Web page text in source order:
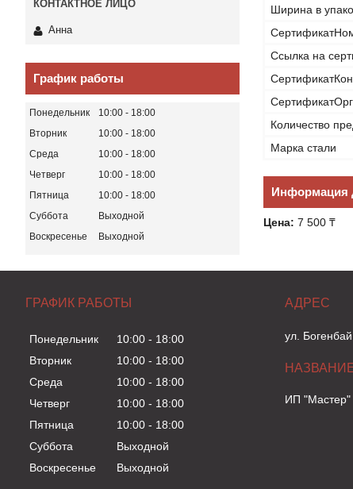
Ширина в
Ссылка на
Количество
Марка стали
Информация
Цена: 7 500 ₸
Анна
График работы
Понедельник 10:00
18:00
Вторник
10:00
18:00
Среда
10:00
18:00
Четверг
10:00
18:00
Пятница
10:00
18:00
Суббота
Выходной
Воскресенье
Выходной
ГРАФИК РАБОТЫ
Понедельник 10:00
18:00
Вторник
10:00
18:00
Среда
10:00
18:00
Четверг
10:00
18:00
Пятница
10:00
18:00
Суббота
Выходной
Воскресенье
Выходной
ул.
ИП "Мастер"